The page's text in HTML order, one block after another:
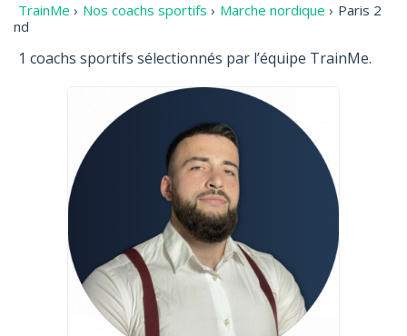
TrainMe › Nos coachs sportifs › Marche nordique › Paris 2
nd
1 coachs sportifs sélectionnés par l’équipe TrainMe.